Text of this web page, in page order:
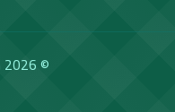
© 2026 مكتبة منهاج المسلم. جميع الحقوق محفوظة.